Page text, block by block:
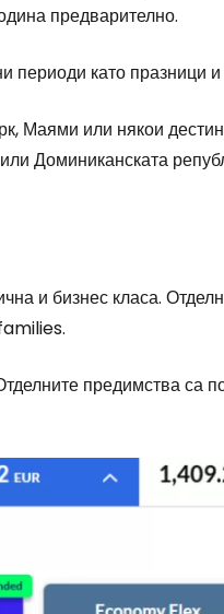
предварително.
периоди като празници
Маями или някои
Доминиканската
и бизнес класа.
.
предимства са